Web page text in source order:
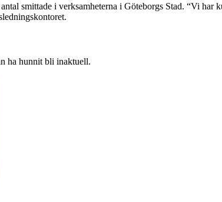
smittade i verksamheterna i Göteborgs Stad. “Vi
ha hunnit bli inaktuell.